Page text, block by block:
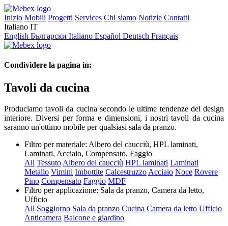
Inizio Mobili Progetti Services Chi siamo Notizie Contatti
Italiano IT
English Български Italiano Español Deutsch Français
Condividere la pagina in:
Tavoli da cucina
Produciamo tavoli da cucina secondo le ultime tendenze del design
interiore. Diversi per forma e dimensioni, i nostri tavoli da cucina
saranno un'ottimo mobile per qualsiasi sala da pranzo.
Filtro per materiale: Albero del caucciù, HPL laminati,
Laminati, Acciaio, Compensato, Faggio
All TessutoAlbero del caucciù HPL laminati Laminati
Metallo Vimini Imbottite CalcestruzzoAcciaio Noce Rovere
Pino Compensato Faggio MDF
Filtro per applicazione: Sala da pranzo, Camera da letto,
Ufficio
All Soggiorno Sala da pranzo Cucina Camera da letto Ufficio
Anticamera Balcone e giardino